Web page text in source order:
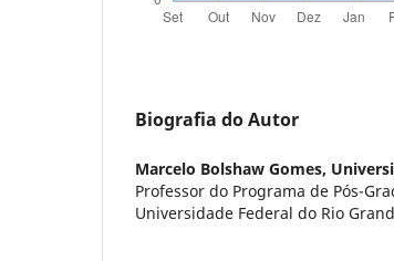
Biografia do Autor
Marcelo Bolshaw Gomes,
Professor do Programa de Pós-
Universidade Federal do Rio